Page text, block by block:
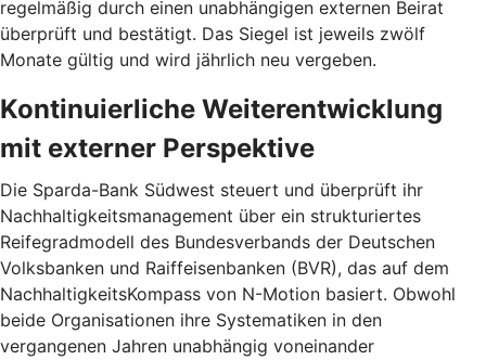
regelmäßig durch einen unabhängigen externen Beirat
überprüft und bestätigt. Das Siegel ist jeweils zwölf
Monate gültig und wird jährlich neu vergeben.
Kontinuierliche Weiterentwicklung
mit externer Perspektive
Die Sparda-Bank Südwest steuert und überprüft ihr
Nachhaltigkeitsmanagement über ein strukturiertes
Reifegradmodell des Bundesverbands der Deutschen
Volksbanken und Raiffeisenbanken (BVR), das auf dem
NachhaltigkeitsKompass von N-Motion basiert. Obwohl
beide Organisationen ihre Systematiken in den
vergangenen Jahren unabhängig voneinander